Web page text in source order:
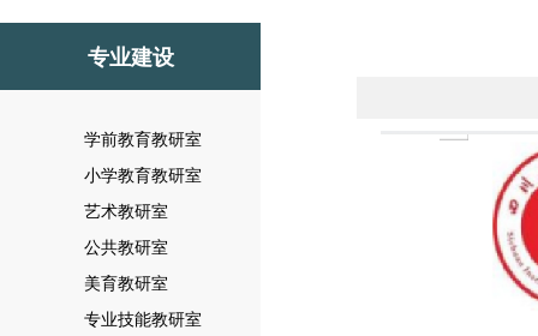
专业建设
学前教育教研室
小学教育教研室
艺术教研室
公共教研室
美育教研室
专业技能教研室